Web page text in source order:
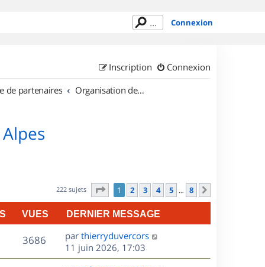
Connexion
Connexion
Inscription
de partenaires Organisation de sorties en région Rhône Alpes
222 sujets Page sur8
1 2 3 4 5 … 8
VUES DERNIER MESSAGE
3686V
u
D
e
r
par thierryduvercors
11 juin 2026, 17:03